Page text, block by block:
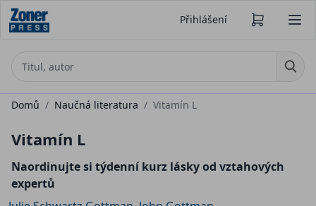
Přihlášení
Domů / Naučná literatura / Vitamín L
Vitamín L
Naordinujte si týdenní kurz lásky od vztahových
expertů